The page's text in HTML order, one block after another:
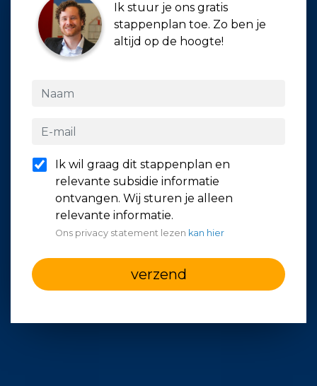
Ik stuur je ons gratis
stappenplan toe. Zo ben je
altijd op de hoogte!
Ik wil graag dit stappenplan en
relevante subsidie informatie
ontvangen. Wij sturen je alleen
relevante informatie.
Ons privacy statement lezen kan hier
verzend